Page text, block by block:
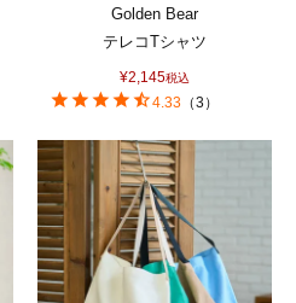
Golden Bear
テレコTシャツ
¥2,145税込
4.33 （3 ）